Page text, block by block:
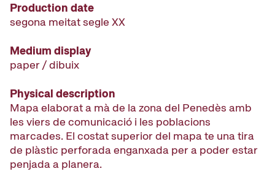
Production date
segona meitat segle XX
Medium display
paper / dibuix
Physical description
Mapa elaborat a mà de la zona del Penedès amb
les viers de comunicació i les poblacions
marcades. El costat superior del mapa te una tira
de plàstic perforada enganxada per a poder estar
penjada a planera.